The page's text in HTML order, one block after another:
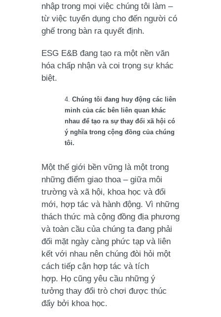
nhập trong mọi việc chúng tôi làm –
từ việc tuyển dụng cho đến người có
ghế trong bàn ra quyết định.
ESG E&B đang tạo ra một nền văn
hóa chấp nhận và coi trọng sự khác
biệt.
Chúng tôi đang huy động các liên
minh của các bên liên quan khác
nhau để tạo ra sự thay đổi xã hội có
ý nghĩa trong cộng đồng của chúng
tôi.
Một thế giới bền vững là một trong
những điểm giao thoa – giữa môi
trường và xã hội, khoa học và đổi
mới, hợp tác và hành động. Vì những
thách thức mà cộng đồng địa phương
và toàn cầu của chúng ta đang phải
đối mặt ngày càng phức tạp và liên
kết với nhau nên chúng đòi hỏi một
cách tiếp cận hợp tác và tích
hợp. Họ cũng yêu cầu những ý
tưởng thay đổi trò chơi được thúc
đẩy bởi khoa học.